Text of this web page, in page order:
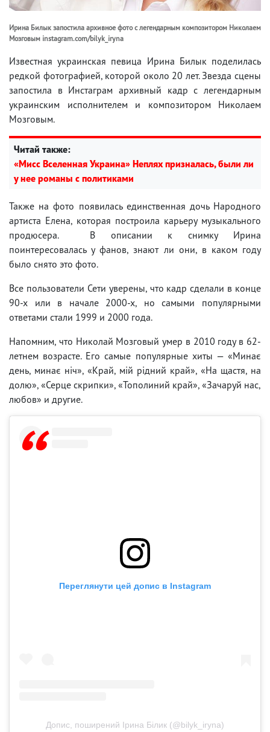
Ирина Билык запостила архивное фото с легендарным композитором Николаем
Мозговым instagram.com/bilyk_iryna
Известная украинская певица Ирина Билык поделилась
редкой фотографией, которой около 20 лет. Звезда сцены
запостила в Инстаграм архивный кадр с легендарным
украинским исполнителем и композитором Николаем
Мозговым.
Читай также:
«Мисс Вселенная Украина» Неплях призналась, были ли
у нее романы с политиками
Также на фото появилась единственная дочь Народного
артиста Елена, которая построила карьеру музыкального
продюсера. В описании к снимку Ирина
поинтересовалась у фанов, знают ли они, в каком году
было снято это фото.
Все пользователи Сети уверены, что кадр сделали в конце
90-х или в начале 2000-х, но самыми популярными
ответами стали 1999 и 2000 года.
Напомним, что Николай Мозговый умер в 2010 году в 62-
летнем возрасте. Его самые популярные хиты — «Минає
день, минає ніч», «Край, мій рідний край», «На щастя, на
долю», «Серце скрипки», «Тополиний край», «Зачаруй нас,
любов» и другие.
Переглянути цей допис в Instagram
Допис, поширений Ірина Білик (@bilyk_iryna)